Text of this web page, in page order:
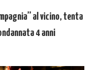
al vicino, tenta
4 anni